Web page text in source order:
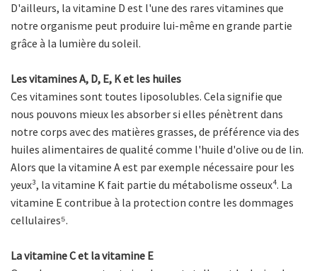
D'ailleurs, la vitamine D est l'une des rares vitamines que
notre organisme peut produire lui-même en grande partie
grâce à la lumière du soleil.
Les vitamines A, D, E, K et les huiles
Ces vitamines sont toutes liposolubles. Cela signifie que
nous pouvons mieux les absorber si elles pénètrent dans
notre corps avec des matières grasses, de préférence via des
huiles alimentaires de qualité comme l'huile d'olive ou de lin.
Alors que la vitamine A est par exemple nécessaire pour les
yeux³, la vitamine K fait partie du métabolisme osseux⁴. La
vitamine E contribue à la protection contre les dommages
cellulaires⁵.
La vitamine C et la vitamine E